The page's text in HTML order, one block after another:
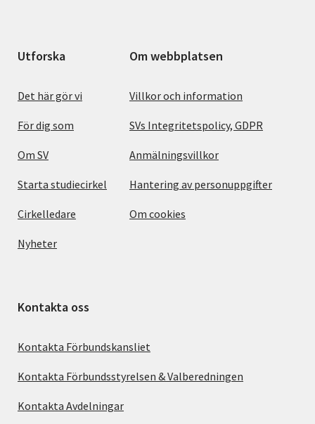
Utforska
Det här gör vi
För dig som
Om SV
Starta studiecirkel
Cirkelledare
Nyheter
Om webbplatsen
Villkor och information
SVs Integritetspolicy, GDPR
Anmälningsvillkor
Hantering av personuppgifter
Om cookies
Kontakta oss
Kontakta Förbundskansliet
Kontakta Förbundsstyrelsen & Valberedningen
Kontakta Avdelningar